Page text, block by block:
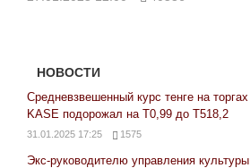
НОВОСТИ
Средневзвешенный курс тенге на торгах
KASE подорожал на Т0,99 до Т518,2
31.01.2025 17:25 1575
Экс-руководителю управления культуры